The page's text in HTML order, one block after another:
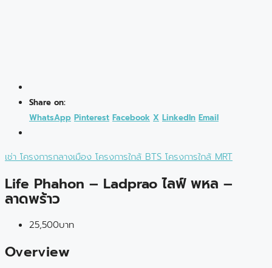
Share on:
WhatsApp Pinterest Facebook X LinkedIn Email
เช่า โครงการกลางเมือง โครงการใกล้ BTS โครงการใกล้ MRT
Life Phahon – Ladprao ไลฟ์ พหล –
ลาดพร้าว
25,500บาท
Overview